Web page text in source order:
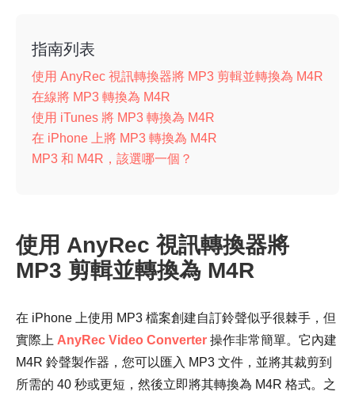
指南列表
使用 AnyRec 視訊轉換器將 MP3 剪輯並轉換為 M4R
在線將 MP3 轉換為 M4R
使用 iTunes 將 MP3 轉換為 M4R
在 iPhone 上將 MP3 轉換為 M4R
MP3 和 M4R，該選哪一個？
使用 AnyRec 視訊轉換器將
MP3 剪輯並轉換為 M4R
在 iPhone 上使用 MP3 檔案創建自訂鈴聲似乎很棘手，但
實際上 AnyRec Video Converter 操作非常簡單。它內建
M4R 鈴聲製作器，您可以匯入 MP3 文件，並將其裁剪到
所需的 40 秒或更短，然後立即將其轉換為 M4R 格式。之